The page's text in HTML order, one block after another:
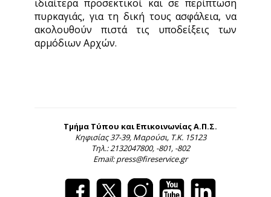
ιδιαίτερα προσεκτικοί και σε περίπτωση
πυρκαγιάς, για τη δική τους ασφάλεια, να
ακολουθούν πιστά τις υποδείξεις των
αρμόδιων Αρχών.
Τμήμα Τύπου και Επικοινωνίας Α.Π.Σ.
Κηφισίας 37-39, Μαρούσι, Τ.Κ. 15123
Τηλ.: 2132047800, -801, -802
Email: press@fireservice.gr